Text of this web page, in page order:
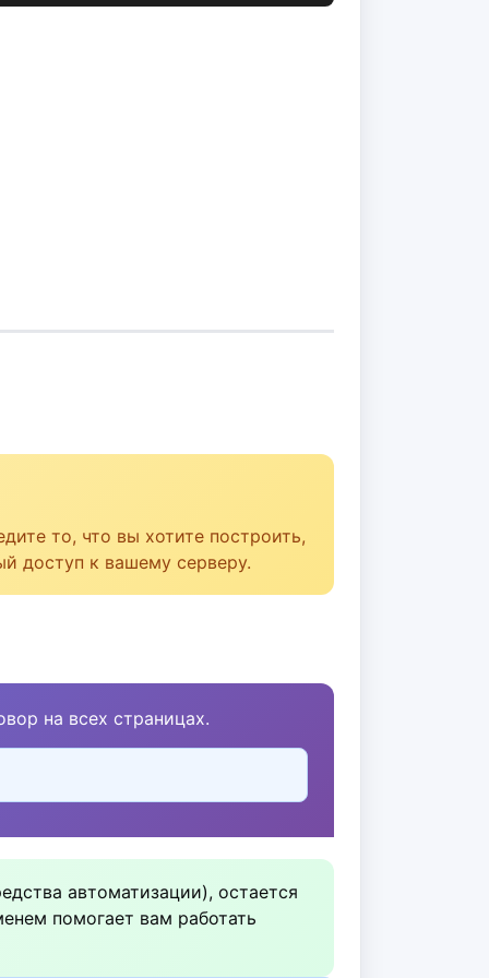
то, что вы хотите построить,
доступ к вашему серверу.
на всех страницах.
автоматизации), остается
помогает вам работать